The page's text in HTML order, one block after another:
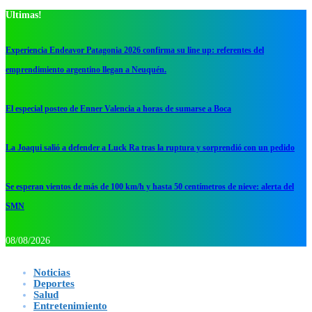
Ultimas!
Experiencia Endeavor Patagonia 2026 confirma su line up: referentes del
emprendimiento argentino llegan a Neuquén.
El especial posteo de Enner Valencia a horas de sumarse a Boca
La Joaqui salió a defender a Luck Ra tras la ruptura y sorprendió con un pedido
Se esperan vientos de más de 100 km/h y hasta 50 centímetros de nieve: alerta del
SMN
08/08/2026
Noticias
Deportes
Salud
Entretenimiento